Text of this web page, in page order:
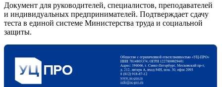
Документ для руководителей, специалистов, преподавателей
и индивидуальных предпринимателей. Подтверждает сдачу
теста в единой системе Министерства труда и социальной
защиты.